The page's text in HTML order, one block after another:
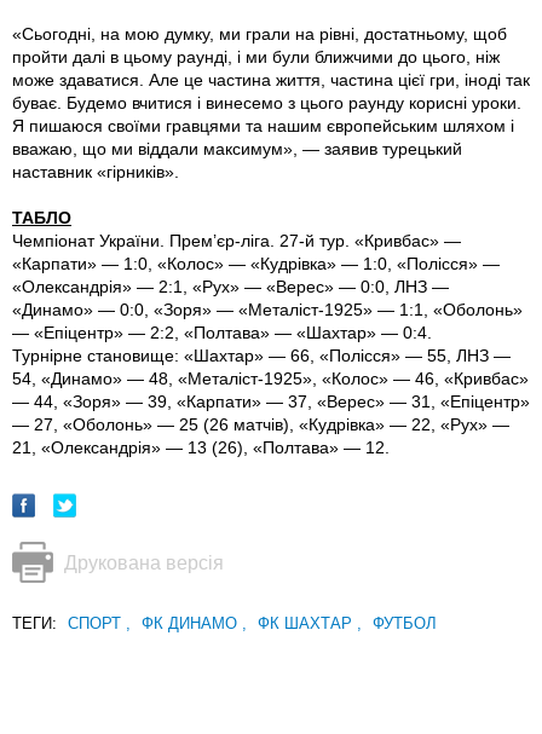
«Сьогодні, на мою думку, ми грали на рівні, достатньому, щоб
пройти далі в цьо­му раунді, і ми були ближчими до цього, ніж
може здаватися. Але це частина життя, частина цієї гри, іноді так
буває. Будемо вчитися і винесемо з цього раунду корисні уроки.
Я пишаюся своїми гравцями та нашим європейським шляхом і
вважаю, що ми віддали максимум», — заявив турецький
наставник «гірників».
ТАБЛО
Чемпіонат України. Прем’єр-ліга. 27-й тур. «Кривбас» —
«Карпати» — 1:0, «Колос» — «Кудрівка» — 1:0, «Полісся» —
«Олександрія» — 2:1, «Рух» — «Верес» — 0:0, ЛНЗ —
«Динамо» — 0:0, «Зоря» — «Металіст-1925» — 1:1, «Оболонь»
— «Епіцентр» — 2:2, «Полтава» — «Шахтар» — 0:4.
Турнірне становище: «Шахтар» — 66, «Полісся» — 55, ЛНЗ —
54, «Динамо» — 48, «Металіст-1925», «Колос» — 46, «Кривбас»
— 44, «Зоря» — 39, «Карпати» — 37, «Верес» — 31, «Епіцентр»
— 27, «Оболонь» — 25 (26 матчів), «Кудрівка» — 22, «Рух» —
21, «Олександрія» — 13 (26), «Полтава» — 12.
Друкована версія
ТЕГИ: СПОРТ , ФК ДИНАМО , ФК ШАХТАР , ФУТБОЛ